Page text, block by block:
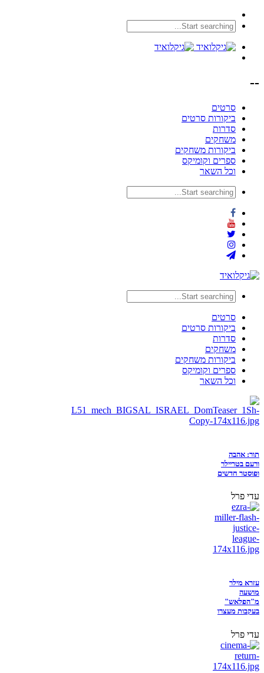
--
סרטים
ביקורות סרטים
סדרות
משחקים
ביקורות משחקים
ספרים וקומיקס
וכל השאר
סרטים
ביקורות סרטים
סדרות
משחקים
ביקורות משחקים
ספרים וקומיקס
וכל השאר
תור: אהבה
ורעם בטריילר
ופוסטר חדשים
עדי פרל
עזרא מילר
מושעה
מ"הפלאש"
בעקבות מעצרו
עדי פרל